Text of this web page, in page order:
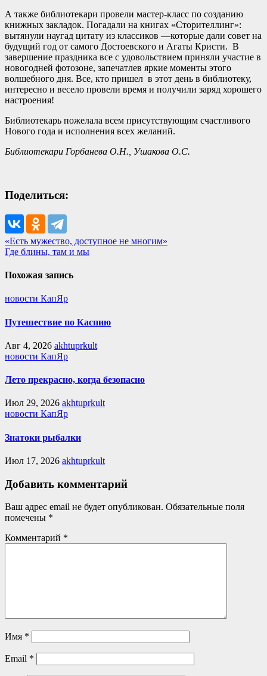
А также библиотекари провели мастер-класс по созданию
книжных закладок. Погадали на книгах «Сторителлинг»:
вытянули наугад цитату из классиков —которые дали совет на
будущий год от самого Достоевского и Агаты Кристи. В
завершение праздника все с удовольствием приняли участие в
новогодней фотозоне, запечатлев яркие моменты этого
волшебного дня. Все, кто пришел в этот день в библиотеку,
интересно и весело провели время и получили заряд хорошего
настроения!
Библиотекарь пожелала всем присутствующим счастливого
Нового года и исполнения всех желаний.
Библиотекари Горбанева О.Н., Ушакова О.С.
Поделиться:
Навигация
по
записям
«Есть мужество, доступное не многим»
Где блины, там и мы
Похожая запись
новости КапЯр
Путешествие по Каспию
Авг 4, 2026 akhtuprkult
новости КапЯр
Лето прекрасно, когда безопасно
Июл 29, 2026 akhtuprkult
новости КапЯр
Знатоки рыбалки
Июл 17, 2026 akhtuprkult
Добавить комментарий
Ваш адрес email не будет опубликован. Обязательные поля
помечены *
Комментарий *
Имя *
Email *